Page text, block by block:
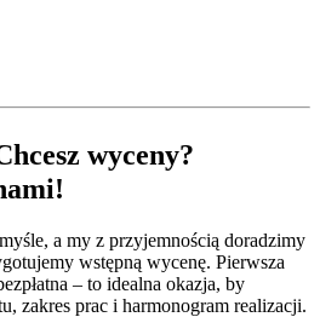
wyceny?
a my z przyjemnością doradzimy
wstępną wycenę. Pierwsza
– to idealna okazja, by
zakres prac i harmonogram realizacji.